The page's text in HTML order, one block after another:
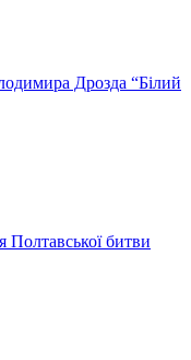
Дрозда “Білий
Полтавської битви